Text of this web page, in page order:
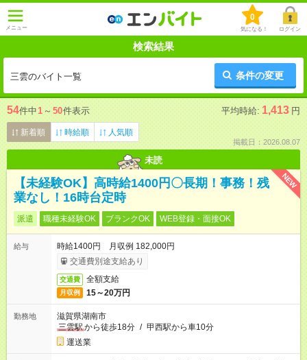
メニュー
0
気になる！ ログイン
検索結果
三雲のバイト一覧 条件の変更
54件中1 ～ 50件表示 平均時給: 1,413 円
新着順 時給順 人気順
掲載日：2026.08.07
未読
NEW
【未経験OK】高時給1400円〇長期！事務！残
業なし！16時台定時
派遣 職種未経験OK ブランクOK WEB登録・面接OK
給与
時給1400円 月収例 182,000円
交通費別途支給あり
交通費 全額支給
月収例 15～20万円
勤務地
滋賀県湖南市
三雲駅から徒歩18分 / 甲西駅から車10分
運送業